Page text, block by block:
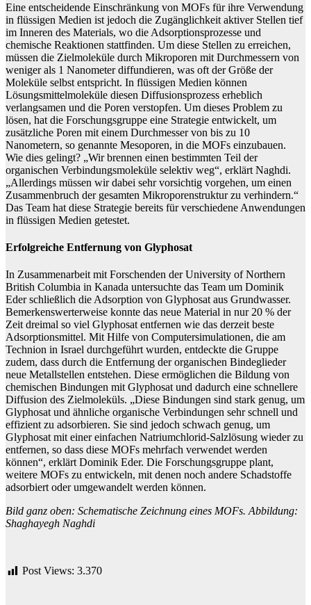
Eine entscheidende Einschränkung von MOFs für ihre Verwendung
in flüssigen Medien ist jedoch die Zugänglichkeit aktiver Stellen tief
im Inneren des Materials, wo die Adsorptionsprozesse und
chemische Reaktionen stattfinden. Um diese Stellen zu erreichen,
müssen die Zielmoleküle durch Mikroporen mit Durchmessern von
weniger als 1 Nanometer diffundieren, was oft der Größe der
Moleküle selbst entspricht. In flüssigen Medien können
Lösungsmittelmoleküle diesen Diffusionsprozess erheblich
verlangsamen und die Poren verstopfen. Um dieses Problem zu
lösen, hat die Forschungsgruppe eine Strategie entwickelt, um
zusätzliche Poren mit einem Durchmesser von bis zu 10
Nanometern, so genannte Mesoporen, in die MOFs einzubauen.
Wie dies gelingt? „Wir brennen einen bestimmten Teil der
organischen Verbindungsmoleküle selektiv weg“, erklärt Naghdi.
„Allerdings müssen wir dabei sehr vorsichtig vorgehen, um einen
Zusammenbruch der gesamten Mikroporenstruktur zu verhindern.“
Das Team hat diese Strategie bereits für verschiedene Anwendungen
in flüssigen Medien getestet.
Erfolgreiche Entfernung von Glyphosat
In Zusammenarbeit mit Forschenden der University of Northern
British Columbia in Kanada untersuchte das Team um Dominik
Eder schließlich die Adsorption von Glyphosat aus Grundwasser.
Bemerkenswerterweise konnte das neue Material in nur 20 % der
Zeit dreimal so viel Glyphosat entfernen wie das derzeit beste
Adsorptionsmittel. Mit Hilfe von Computersimulationen, die am
Technion in Israel durchgeführt wurden, entdeckte die Gruppe
zudem, dass durch die Entfernung der organischen Bindeglieder
neue Metallstellen entstehen. Diese ermöglichen die Bildung von
chemischen Bindungen mit Glyphosat und dadurch eine schnellere
Diffusion des Zielmoleküls. „Diese Bindungen sind stark genug, um
Glyphosat und ähnliche organische Verbindungen sehr schnell und
effizient zu adsorbieren. Sie sind jedoch schwach genug, um
Glyphosat mit einer einfachen Natriumchlorid-Salzlösung wieder zu
entfernen, so dass diese MOFs mehrfach verwendet werden
können“, erklärt Dominik Eder. Die Forschungsgruppe plant,
weitere MOFs zu entwickeln, mit denen noch andere Schadstoffe
adsorbiert oder umgewandelt werden können.
Bild ganz oben: Schematische Zeichnung eines MOFs. Abbildung:
Shaghayegh Naghdi
Post Views: 3.370